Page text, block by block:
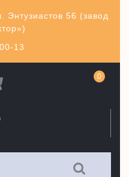
13
Энтузиастов 56 (завод
0